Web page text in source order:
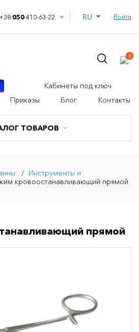
+38 050410-63-22 Войти
ТОВАРОВ
Кабинеты под ключ
Приказы Блог Контакты
0
Инструменты и
кровоостанавливающий прямой
прямой